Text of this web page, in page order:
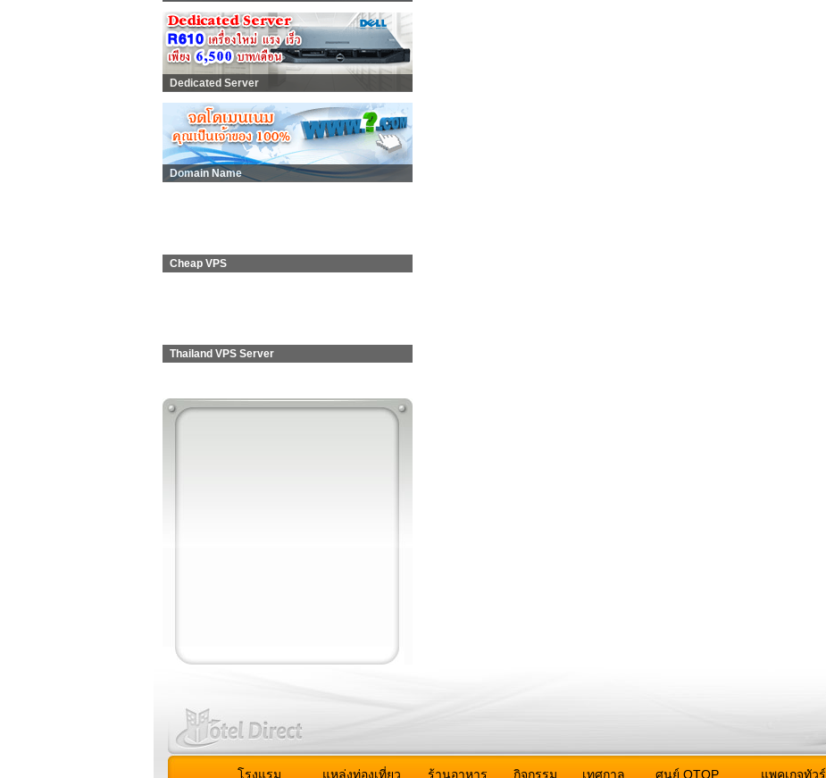
Dedicated Server
Domain Name
Cheap VPS
Thailand VPS Server
โรงแรม แหล่งท่องเที่ยว ร้านอาหาร กิจกรรม เทศกาล ศูนย์ OTOP แพคเกจทัวร์